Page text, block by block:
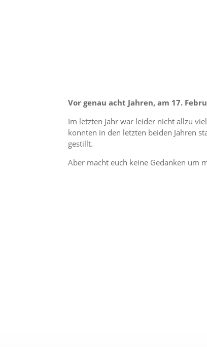
Vor genau acht Jahren, am 17.
Im letzten Jahr war leider nicht allzu
konnten in den letzten beiden Jahren
gestillt.
Aber macht euch keine Gedanken um